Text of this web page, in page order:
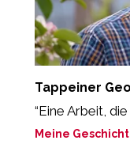
Tappeiner
“Eine Arbeit,
Meine